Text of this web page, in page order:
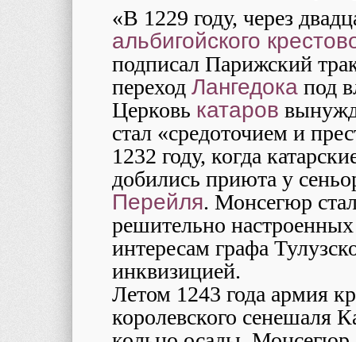
«В 1229 году, через
альбигойского
подписал Парижский
переход Лангедока под
Церковь катаров
стал «средоточием и
1232 году, когда
добились приюта у
Перейля. Монсегюр
решительно
интересам графа
инквизицией.
Летом 1243 года армия
королевского сенешаля